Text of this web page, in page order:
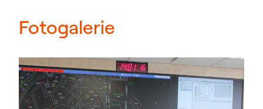
Fotogalerie